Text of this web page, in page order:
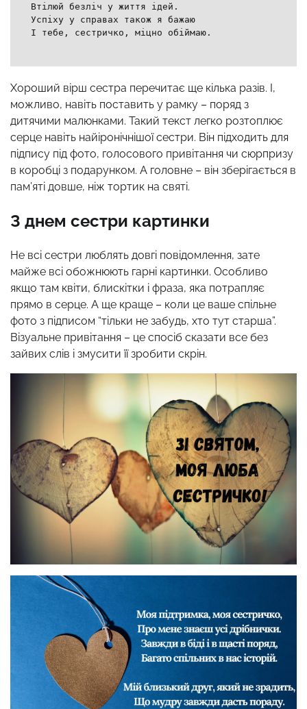
Втілюй безліч у життя ідей.
Успіху у справах також я бажаю
І тебе, сестричко, міцно обіймаю.
Хороший вірш сестра перечитає ще кілька разів. І,
можливо, навіть поставить у рамку – поряд з
дитячими малюнками. Такий текст легко розтоплює
серце навіть найіронічнішої сестри. Він підходить для
підпису під фото, голосового привітання чи сюрпризу
в коробці з подарунком. А головне – він зберігається в
пам’яті довше, ніж тортик на святі.
З днем сестри картинки
Не всі сестри люблять довгі повідомлення, зате
майже всі обожнюють гарні картинки. Особливо
якщо там квіти, блискітки і фраза, яка потрапляє
прямо в серце. А ще краще – коли це ваше спільне
фото з підписом “тільки не забудь, хто тут старша”.
Візуальне привітання – це спосіб сказати все без
зайвих слів і змусити її зробити скрін.